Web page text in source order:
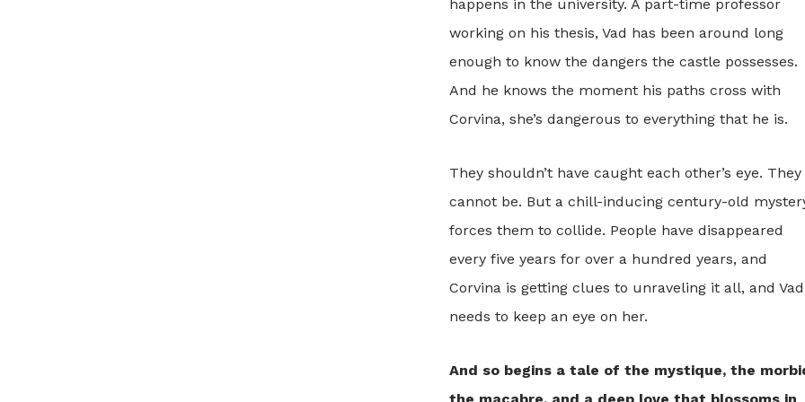
happens in the university. A part-time professor
working on his thesis, Vad has been around long
enough to know the dangers the castle possesses.
And he knows the moment his paths cross with
Corvina, she’s dangerous to everything that he is.
They shouldn’t have caught each other’s eye. They
cannot be. But a chill-inducing century-old
forces them to collide. People have disappeared
every five years for over a hundred years, and
Corvina is getting clues to unraveling it all, and Vad
needs to keep an eye on her.
And so begins a tale of the mystique, the